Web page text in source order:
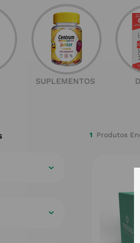
SUPLEMENTOS
1